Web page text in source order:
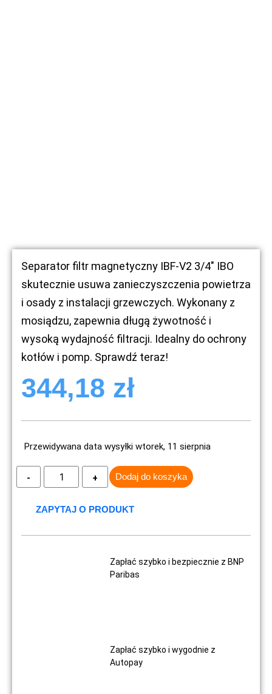
Separator filtr magnetyczny IBF-V2 3/4″ IBO
skutecznie usuwa zanieczyszczenia powietrza
i osady z instalacji grzewczych. Wykonany z
mosiądzu, zapewnia długą żywotność i
wysoką wydajność filtracji. Idealny do ochrony
kotłów i pomp. Sprawdź teraz!
344,18 zł
Przewidywana data wysyłki wtorek, 11 sierpnia
Dodaj do koszyka
ZAPYTAJ O PRODUKT
Zapłać szybko i bezpiecznie z BNP
Paribas
Zapłać szybko i wygodnie z
Autopay